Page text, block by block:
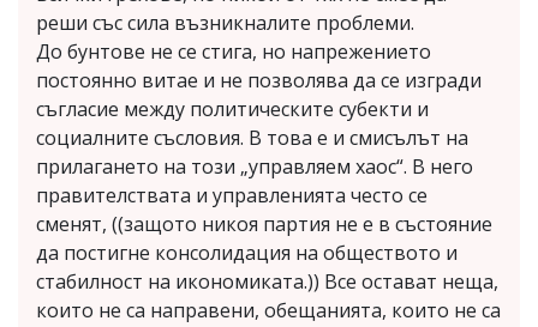
реши със сила възникналите проблеми.
До бунтове не се стига, но напрежението
постоянно витае и не позволява да се изгради
съгласие между политическите субекти и
социалните съсловия. В това е и смисълът на
прилагането на този „управляем хаос“. В него
правителствата и управленията често се
сменят, ((защото никоя партия не е в състояние
да постигне консолидация на обществото и
стабилност на икономиката.)) Все остават неща,
които не са направени, обещанията, които не са